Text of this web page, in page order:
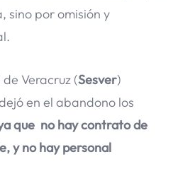
sino por omisión y
Veracruz (Sesver)
en el abandono los
que no hay contrato de
y no hay personal